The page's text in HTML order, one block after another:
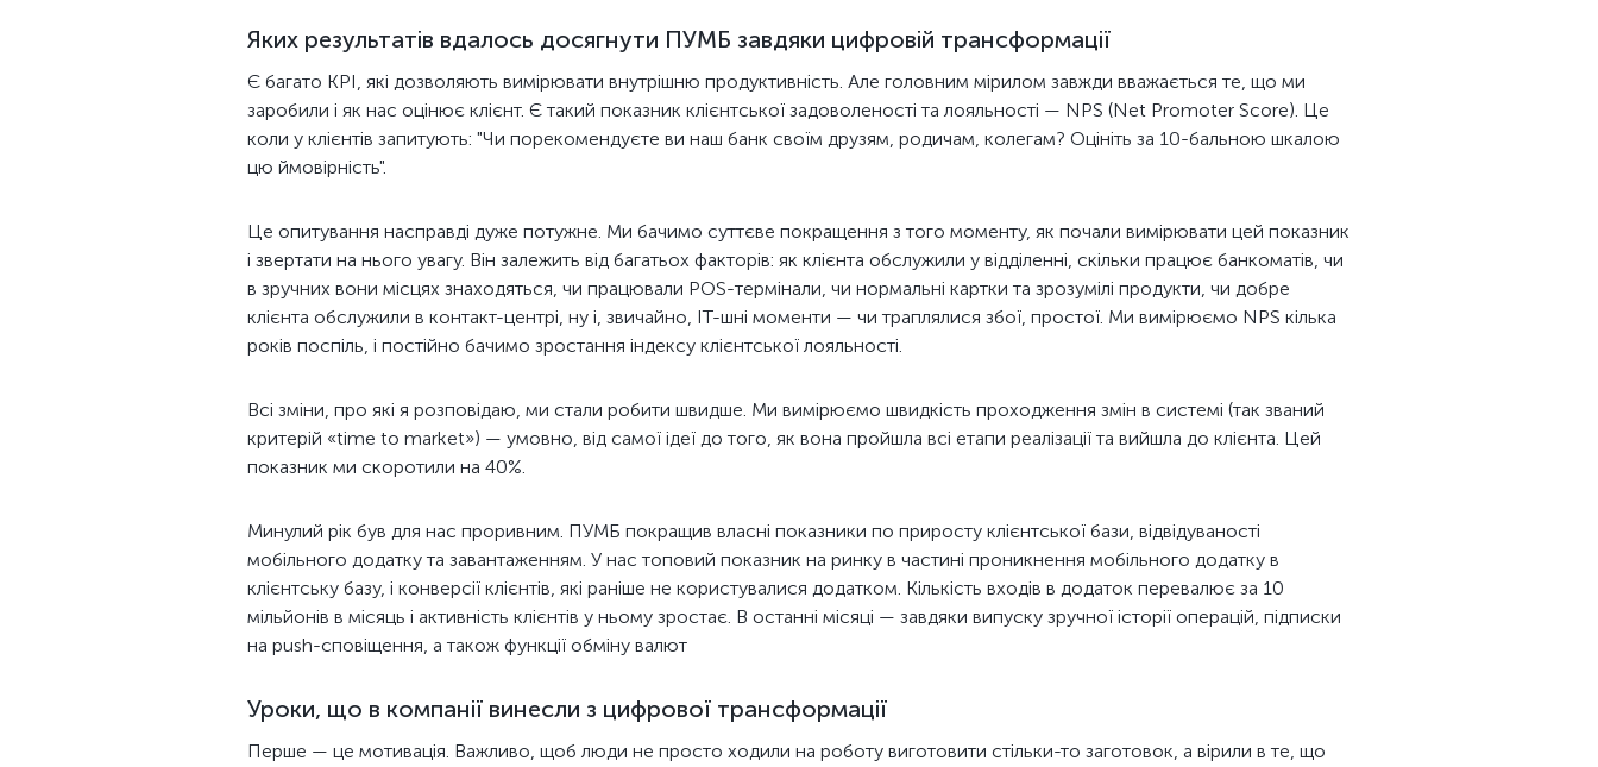
Яких результатів вдалось досягнути ПУМБ завдяки цифровій трансформації
Є багато КРІ, які дозволяють вимірювати внутрішню продуктивність. Але головним мірилом завжди вважається те, що ми
заробили і як нас оцінює клієнт. Є такий показник клієнтської задоволеності та лояльності — NPS (Net Promoter Score). Це
коли у клієнтів запитують: "Чи порекомендуєте ви наш банк своїм друзям, родичам, колегам? Оцініть за 10-бальною шкалою
цю ймовірність".
Це опитування насправді дуже потужне. Ми бачимо суттєве покращення з того моменту, як почали вимірювати цей показник
і звертати на нього увагу. Він залежить від багатьох факторів: як клієнта обслужили у відділенні, скільки працює банкоматів, чи
в зручних вони місцях знаходяться, чи працювали РОS-термінали, чи нормальні картки та зрозумілі продукти, чи добре
клієнта обслужили в контакт-центрі, ну і, звичайно, ІТ-шні моменти — чи траплялися збої, простої. Ми вимірюємо NPS кілька
років поспіль, і постійно бачимо зростання індексу клієнтської лояльності.
Всі зміни, про які я розповідаю, ми стали робити швидше. Ми вимірюємо швидкість проходження змін в системі (так званий
критерій «time to market») — умовно, від самої ідеї до того, як вона пройшла всі етапи реалізації та вийшла до клієнта. Цей
показник ми скоротили на 40%.
Минулий рік був для нас проривним. ПУМБ покращив власні показники по приросту клієнтської бази, відвідуваності
мобільного додатку та завантаженням. У нас топовий показник на ринку в частині проникнення мобільного додатку в
клієнтську базу, і конверсії клієнтів, які раніше не користувалися додатком. Кількість входів в додаток перевалює за 10
мільйонів в місяць і активність клієнтів у ньому зростає. В останні місяці — завдяки випуску зручної історії операцій, підписки
на push-сповіщення, а також функції обміну валют
Уроки, що в компанії винесли з цифрової трансформації
Перше — це мотивація. Важливо, щоб люди не просто ходили на роботу виготовити стільки-то заготовок, а вірили в те, що